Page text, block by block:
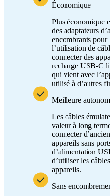
Économique
Plus économique
des adaptateurs
encombrants pour
l’utilisation de
connecter des
recharge USB-C
qui vient avec
utilisé à d’autres
Meilleure
Les câbles
valeur à long
connecter
appareils sans
d’alimentation
d’utiliser les
appareils.
Sans